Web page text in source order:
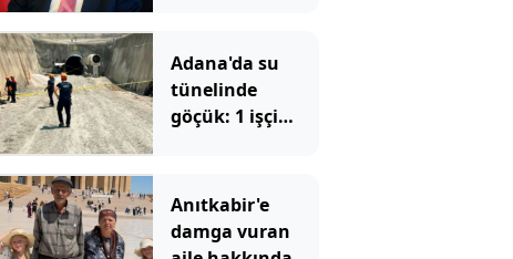
Adana'da su
tünelinde
göçük: 1 işçi
yaralandı
Anıtkabir'e
damga vuran